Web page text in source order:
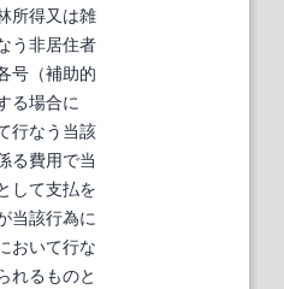
所得又は雑
う非居住者
号（補助的
る場合に
行なう当該
る費用で当
して支払を
当該行為に
おいて行な
れるものと